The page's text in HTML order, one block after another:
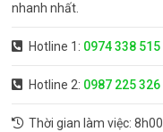
nhanh nhất.
Hotline 1: 0974 338 515
Hotline 2: 0987 225 326
Thời gian làm việc: